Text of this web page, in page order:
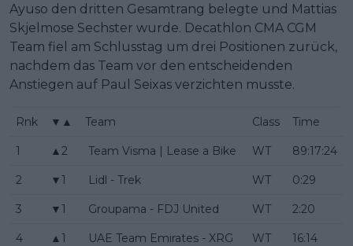
Ayuso den dritten Gesamtrang belegte und Mattias
Skjelmose Sechster wurde. Decathlon CMA CGM
Team fiel am Schlusstag um drei Positionen zurück,
nachdem das Team vor den entscheidenden
Anstiegen auf Paul Seixas verzichten musste.
Rnk ▼▲ Team Class Time
1 ▲2 Team Visma | Lease a Bike WT 89:17:24
2 ▼1 Lidl - Trek WT 0:29
3 ▼1 Groupama - FDJ United WT 2:20
4 ▲1 UAE Team Emirates - XRG WT 16:14